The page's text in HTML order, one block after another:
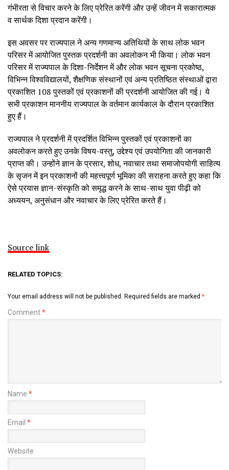
गंभीरता से विचार करने के लिए प्रेरित करेंगी और उन्हें जीवन में सकारात्मक
व सार्थक दिशा प्रदान करेंगी।
इस अवसर पर राज्यपाल ने अन्य गणमान्य अतिथियों के साथ लोक भवन
परिसर में आयोजित पुस्तक प्रदर्शनी का अवलोकन भी किया। लोक भवन
परिसर में राज्यपाल के दिशा-निर्देशन में और लोक भवन सूचना प्रकोष्ठ,
विभिन्न विश्वविद्यालयों, शैक्षणिक संस्थानों एवं अन्य प्रतिष्ठित संस्थाओं द्वारा
प्रकाशित 108 पुस्तकों एवं प्रकाशनों की प्रदर्शनी आयोजित की गई। ये
सभी प्रकाशन माननीय राज्यपाल के वर्तमान कार्यकाल के दौरान प्रकाशित
हुए हैं।
राज्यपाल ने प्रदर्शनी में प्रदर्शित विभिन्न पुस्तकों एवं प्रकाशनों का
अवलोकन करते हुए उनके विषय-वस्तु, उद्देश्य एवं उपयोगिता की जानकारी
प्राप्त की। उन्होंने ज्ञान के प्रसार, शोध, नवाचार तथा समाजोपयोगी साहित्य
के सृजन में इन प्रकाशनों की महत्त्वपूर्ण भूमिका की सराहना करते हुए कहा कि
ऐसे प्रयास ज्ञान-संस्कृति को समृद्ध करने के साथ-साथ युवा पीढ़ी को
अध्ययन, अनुसंधान और नवाचार के लिए प्रेरित करते हैं।
Source link
RELATED TOPICS:
Your email address will not be published. Required fields are marked *
Comment*
Name *
Email *
Website